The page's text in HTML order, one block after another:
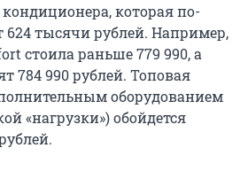
которая по-
624 тысячи рублей. Например,
стоила раньше 779 990, а
784 990 рублей. Топовая
оборудованием
«нагрузки») обойдется